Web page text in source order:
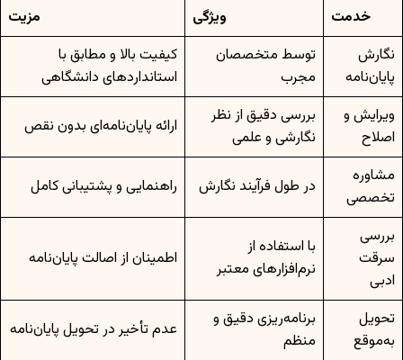
خدمت ویژگی
مزیت
نگارش
پایان‌نامه
توسط متخصصان
مجرب
کیفیت بالا و مطابق با
استانداردهای دانشگاهی
ویرایش و
اصلاح
بررسی دقیق از نظر
نگارشی و علمی
ارائه پایان‌نامه‌ای بدون نقص
مشاوره
تخصصی
در طول فرآیند نگارش راهنمایی و پشتیبانی کامل
بررسی
سرقت
ادبی
با استفاده از
نرم‌افزارهای معتبر
اطمینان از اصالت پایان‌نامه
تحویل
به‌موقع
برنامه‌ریزی دقیق و
منظم
عدم تأخیر در تحویل پایان‌نامه